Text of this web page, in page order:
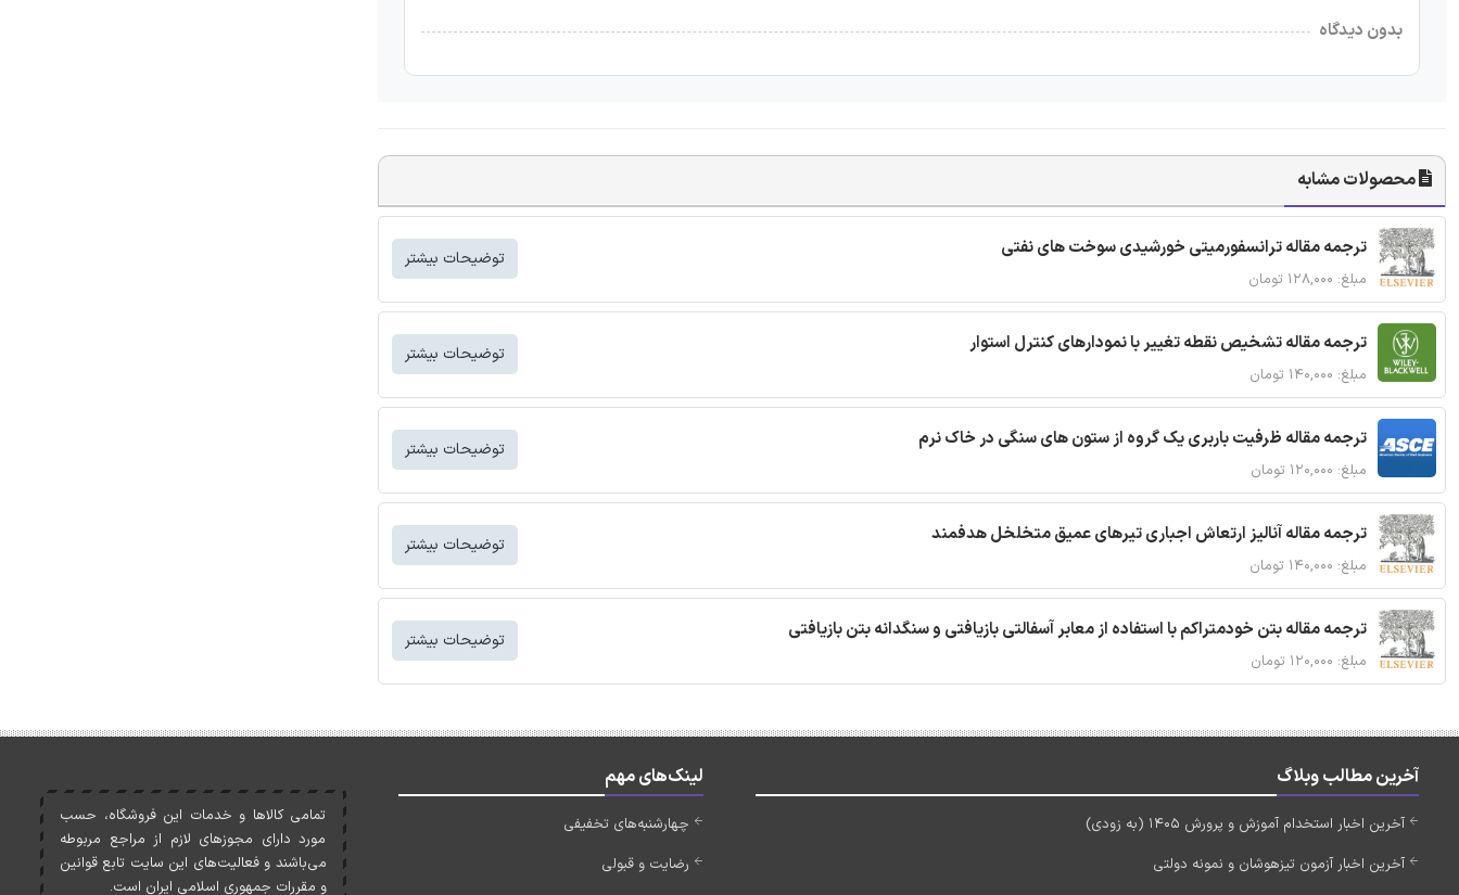
بدون دیدگاه
محصولات مشابه
ترجمه مقاله ترانسفورمیتی خورشیدی سوخت های نفتی
مبلغ: ۱۲۸,۰۰۰ تومان
توضیحات بیشتر
ترجمه مقاله تشخیص نقطه تغییر با نمودارهای کنترل استوار
مبلغ: ۱۴۰,۰۰۰ تومان
توضیحات بیشتر
ترجمه مقاله ظرفیت باربری یک گروه از ستون های سنگی در خاک نرم
مبلغ: ۱۲۰,۰۰۰ تومان
توضیحات بیشتر
ترجمه مقاله آنالیز ارتعاش اجباری تیرهای عمیق متخلخل هدفمند
مبلغ: ۱۴۰,۰۰۰ تومان
توضیحات بیشتر
ترجمه مقاله بتن خودمتراکم با استفاده از معابر آسفالتی بازیافتی و سنگدانه بتن بازیافتی
مبلغ: ۱۲۰,۰۰۰ تومان
توضیحات بیشتر
آخرین مطالب وبلاگ
آخرین اخبار استخدام آموزش و پرورش 1405 (به زودی)
آخرین اخبار آزمون تیزهوشان و نمونه دولتی
لینک‌های مهم
چهارشنبه‌های تخفیفی
رضایت و قبولی
تمامی کالاها و خدمات اين فروشگاه، حسب
مورد دارای مجوزهای لازم از مراجع مربوطه
می‌باشند و فعاليت‌های اين سايت تابع قوانين
و مقررات جمهوری اسلامی ايران است.